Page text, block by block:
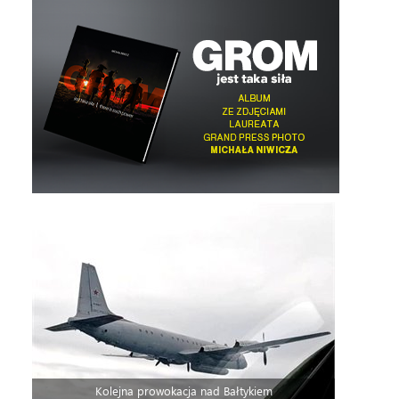
Kolejna prowokacja nad Bałtykiem